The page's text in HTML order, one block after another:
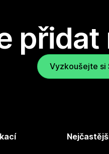
přidat
Vyzkoušejte si